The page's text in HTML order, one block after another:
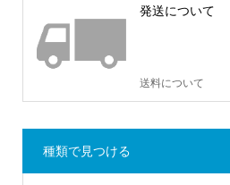
発送について
送料について
種類で見つける